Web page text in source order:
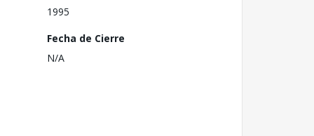
1995
Fecha de Cierre
N/A